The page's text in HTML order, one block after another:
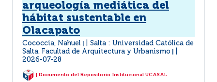
arqueología mediática del
hábitat sustentable en
Olacapato
Cococcia, Nahuel
Salta : Universidad Católica de
Salta. Facultad de Arquitectura y Urbanismo
2026-07-28
| Documento del Repositorio Institucional UCASAL